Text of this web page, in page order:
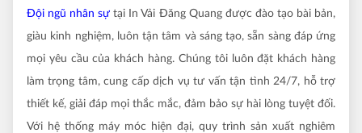
Đội ngũ nhân sự tại In Vải Đăng Quang được đào tạo bài bản,
giàu kinh nghiệm, luôn tận tâm và sáng tạo, sẵn sàng đáp ứng
mọi yêu cầu của khách hàng. Chúng tôi luôn đặt khách hàng
làm trọng tâm, cung cấp dịch vụ tư vấn tận tình 24/7, hỗ trợ
thiết kế, giải đáp mọi thắc mắc, đảm bảo sự hài lòng tuyệt đối.
Với hệ thống máy móc hiện đại, quy trình sản xuất nghiêm